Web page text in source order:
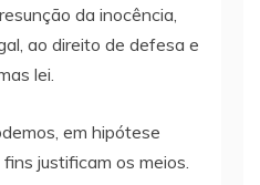
da inocência,
ao direito de defesa e
lei.
em hipótese
justificam os meios.